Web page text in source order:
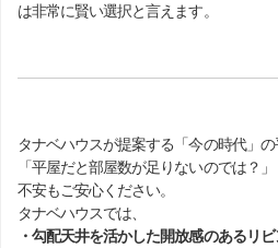
は非常に賢い選択と言えます。
タナベハウスが提案する「今の時代」の
「平屋だと部屋数が足りないのでは？
不安もご安心ください。
タナベハウスでは、
・勾配天井を活かした開放感のあるリ